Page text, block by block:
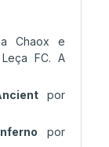
a Chaox e
FC. A
por
por